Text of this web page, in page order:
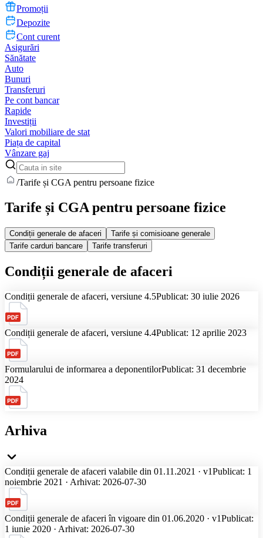
Promoții
Depozite
Cont curent
Asigurări
Sănătate
Auto
Bunuri
Transferuri
Pe cont bancar
Rapide
Investiții
Valori mobiliare de stat
Piața de capital
Vânzare gaj
/Tarife și CGA pentru persoane fizice
Tarife și CGA pentru persoane fizice
Condiții generale de afaceri
Tarife și comisioane generale
Tarife carduri bancare
Tarife transferuri
Condiții generale de afaceri
Condiții generale de afaceri, versiune 4.5Publicat: 30 iulie 2026
Condiții generale de afaceri, versiune 4.4Publicat: 12 aprilie 2023
Formularului de informarea a deponentilorPublicat: 31 decembrie
2024
Arhiva
Condiții generale de afaceri valabile din 01.11.2021 · v1Publicat: 1
noiembrie 2021 · Arhivat: 2026-07-30
Condiții generale de afaceri în vigoare din 01.06.2020 · v1Publicat:
1 iunie 2020 · Arhivat: 2026-07-30